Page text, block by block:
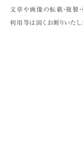
文章や画像の転載・複製・
利用等は固くお断りいたし